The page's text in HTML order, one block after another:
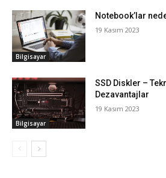
Bilgisayar
Notebook’lar
19 Kasım 2023
Bilgisayar
SSD Diskler –
Dezavantajlar
19 Kasım 2023